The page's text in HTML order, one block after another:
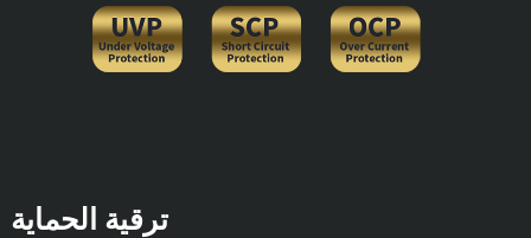
ترقية الحماية